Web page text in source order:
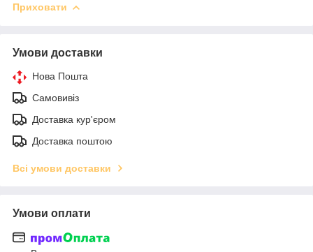
Приховати
Умови доставки
Нова Пошта
Самовивіз
Доставка кур'єром
Доставка поштою
Всі умови доставки
Умови оплати